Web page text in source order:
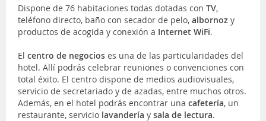
Dispone de 76 habitaciones todas dotadas con TV,
teléfono directo, baño con secador de pelo, albornoz y
productos de acogida y conexión a Internet WiFi.
El centro de negocios es una de las particularidades del
hotel. Allí podrás celebrar reuniones o convenciones con
total éxito. El centro dispone de medios audiovisuales,
servicio de secretariado y de azadas, entre muchos otros.
Además, en el hotel podrás encontrar una cafetería, un
restaurante, servicio lavandería y sala de lectura.